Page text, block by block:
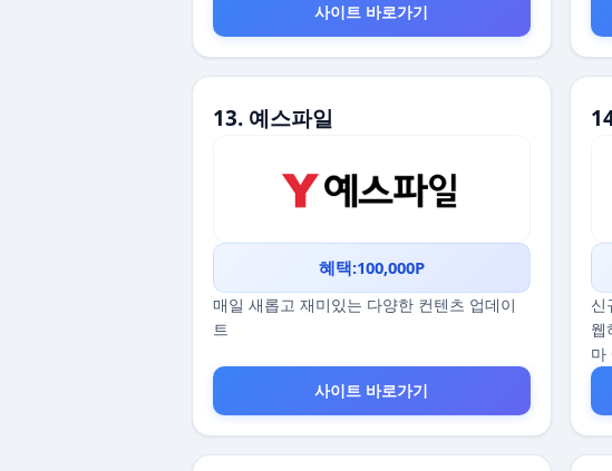
사이트 바로가기
13. 예스파일
혜택:100,000P
매일 새롭고 재미있는 다양한 컨텐츠 업데이
트
사이트 바로가기
신
웹
마